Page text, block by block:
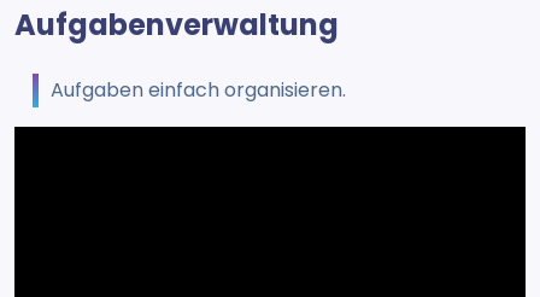
Aufgabenverwaltung
Aufgaben einfach organisieren.